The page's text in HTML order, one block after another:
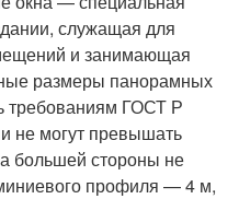
служащая для
и занимающая
размеры панорамных
требованиям ГОСТ Р
не могут превышать
большей стороны не
профиля — 4 м,